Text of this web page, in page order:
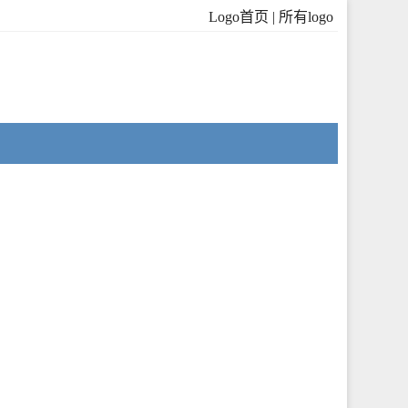
Logo首页 | 所有logo